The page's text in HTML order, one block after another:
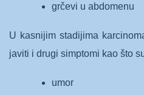
grčevi u abdomenu
U kasnijim stadijima
javiti i drugi simptomi kao što
umor